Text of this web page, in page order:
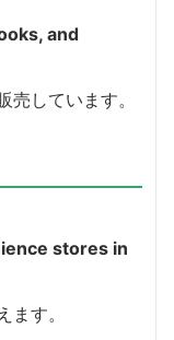
and
しています。
stores in
す。